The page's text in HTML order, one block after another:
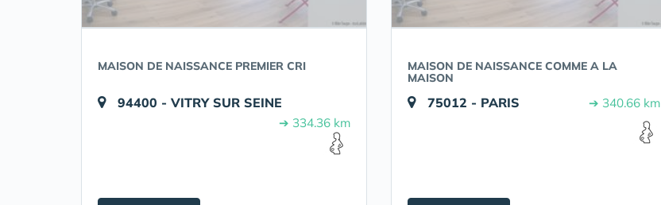
MAISON DE NAISSANCE PREMIER CRI
94400 - VITRY SUR SEINE
➔ 334.36 km
MAISON DE NAISSANCE COMME A LA
MAISON
75012 - PARIS ➔ 340.66 km